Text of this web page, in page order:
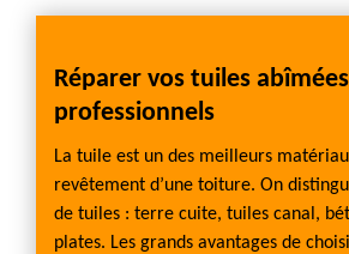
Réparer vos tuiles
professionnels
La tuile est un des meilleurs
revêtement d’une toiture. On
de tuiles : terre cuite, tuiles canal,
plates. Les grands avantages de